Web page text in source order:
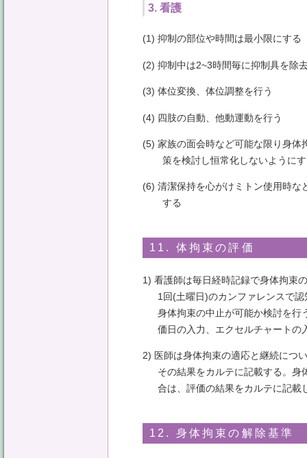
3. 看護
(1) 抑制の部位や時間は最小限にする
(2) 抑制中は2~3時間毎に抑制具を除
(3) 体位変換、体位調整を行う
(4) 四肢の自動、他動運動を行う
(5) 家族の面会時など可能な限り身体
策を検討し恒常化しないように
(6) 清潔保持を心がけミトン使用時な
する
11. 体拘束の評価
1) 看護師は毎日経時記録で身体拘束
1回(土曜日)のカンファレンスで
身体拘束の中止が可能か検討を行
価日の入力、エクセルチャートの
2) 医師は身体拘束の適応と継続につ
その結果をカルテに記載する。身
合は、評価の結果をカルテに記載
12. 身体拘束の解除基準